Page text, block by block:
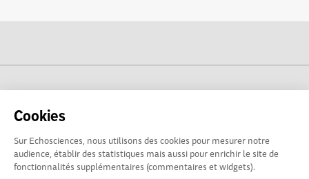
Cookies
Sur Echosciences, nous utilisons des cookies pour mesurer notre
audience, établir des statistiques mais aussi pour enrichir le site de
fonctionnalités supplémentaires (commentaires et widgets).
cogito-normandie.fr est propulsé par